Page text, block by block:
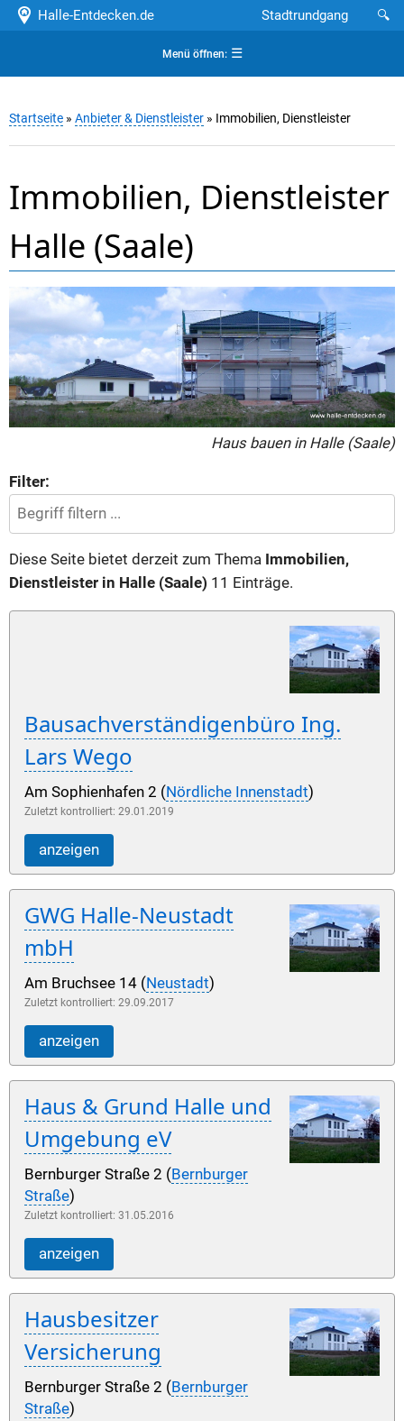
Halle-Entdecken.de 🔍
Stadtrundgang
Menü öffnen:☰
Startseite » Anbieter & Dienstleister » Immobilien, Dienstleister
Immobilien, Dienstleister
Halle (Saale)
Haus bauen in Halle (Saale)
Filter:
Diese Seite bietet derzeit zum Thema Immobilien,
Dienstleister in Halle (Saale) 11 Einträge.
Bausachverständigenbüro Ing.
Lars Wego
Am Sophienhafen 2 (Nördliche Innenstadt)
Zuletzt kontrolliert: 29.01.2019
anzeigen
GWG Halle-Neustadt
mbH
Am Bruchsee 14 ( Neustadt)
Zuletzt kontrolliert: 29.09.2017
anzeigen
Haus & Grund Halle und
Umgebung eV
Bernburger Straße 2 ( Bernburger
Straße)
Zuletzt kontrolliert: 31.05.2016
anzeigen
Hausbesitzer
Versicherung
Bernburger Straße 2 ( Bernburger
Straße)